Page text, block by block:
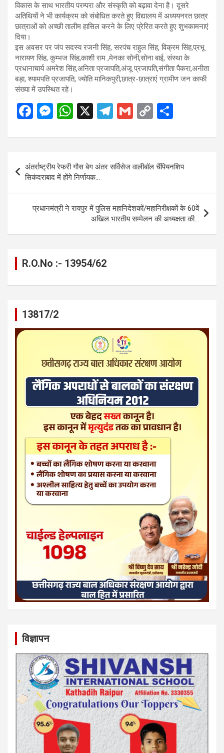
विकास के साथ भारतीय परम्परा और संस्कृति को बढ़ावा देना है। दूसरे
अतिथियों ने भी कार्यक्रम को संबोधित करते हुए विद्यालय में अध्ययनरत छात्र
छात्राओं को अच्छी तालीम हासिल करने के लिए प्रेरित करते हुए शुभकामनाएं
दिया।
इस अवसर पर जंप सदस्य रजनी सिंह, सरपंच राहुल सिंह, विक्रम सिंह,प्रभू
नारायण सिंह, कुम्भज सिंह,काशी राम ,मेनका सोनी,सोना बाई, संस्था के
प्रधानाचार्य अमरेश सिंह,अनिता प्रजापति,अंजू प्रजापति,संगीता पैकरा,अनीता
बड़ा, श्यामपति प्रजापति, ज्योति मानिकपुरी,छात्र-छात्राएं ग्रामीण जन काफी
संख्या में उपस्थित रहे।
F
ce
b
o
o
k
M
se
n
g
er
W
at
s
A
p
p
X
T
e
gr
a
m
G
ail
C
py
Li
n
k
ar
e
navigation
अंतर्राष्ट्रीय रेफरी गौस बेग अंतर सर्विसेज वालीबॉल चैंपियनशिप
सिकंदराबाद में होंगे निर्णायक…
प्रधानमंत्री ने रायपुर में पुलिस महानिदेशकों/महानिरीक्षकों के 60वें
अखिल भारतीय सम्मेलन की अध्यक्षता की…
R.O.No :- 13954/62
13817/2
विज्ञापन